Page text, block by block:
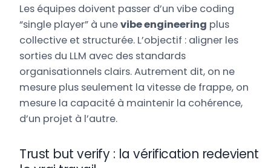
Les équipes doivent passer d’un vibe coding
“single player” à unevibe engineering plus
collective et structurée. L’objectif : aligner les
sorties du LLM avec des standards
organisationnels clairs. Autrement dit, on ne
mesure plus seulement la vitesse de frappe, on
mesure la capacité à maintenir la cohérence,
d’un projet à l’autre.
Trust but verify : la vérification redevient